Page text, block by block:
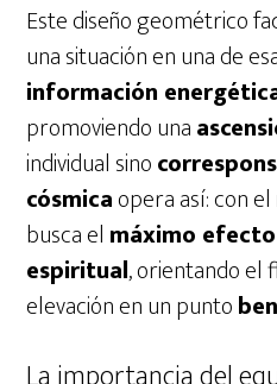
Este diseño geométrico
una situación en una de
información
promoviendo una
individual sino
cósmicaopera así: con el
busca el máximo
espiritual, orientando el
elevación en un punto